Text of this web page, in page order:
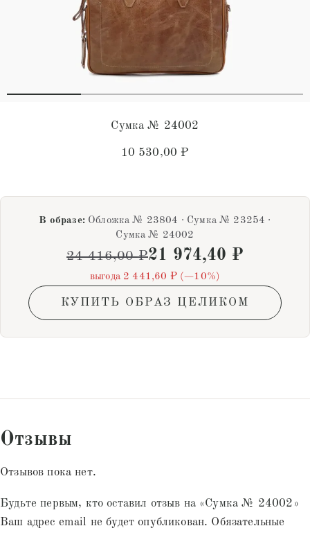
Сумка № 24002
10 530,00 ₽
В образе:Обложка № 23804 · Сумка № 23254 ·
Сумка № 24002
24 416,00₽21 974,40 ₽
выгода 2 441,60 ₽ (−10%)
КУПИТЬ ОБРАЗ ЦЕЛИКОМ
Отзывы
Отзывов пока нет.
Будьте первым, кто оставил отзыв на «Сумка № 24002»
Ваш адрес email не будет опубликован. Обязательные